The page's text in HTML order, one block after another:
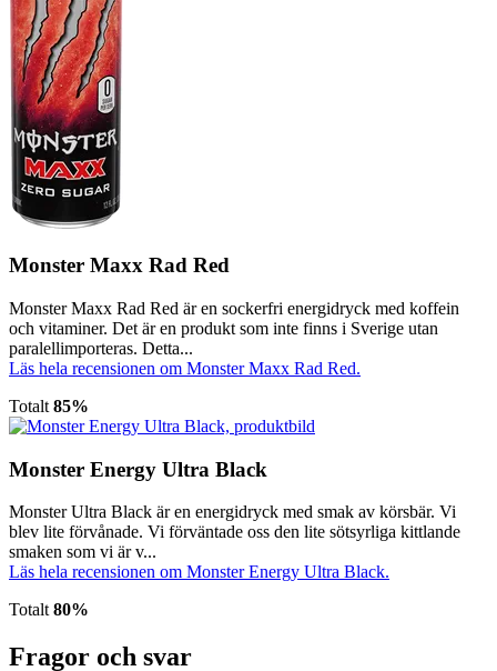
Monster Maxx Rad Red
Monster Maxx Rad Red är en sockerfri energidryck med koffein
och vitaminer. Det är en produkt som inte finns i Sverige utan
paralellimporteras. Detta...
Läs hela recensionen om Monster Maxx Rad Red.
Totalt 85%
Monster Energy Ultra Black
Monster Ultra Black är en energidryck med smak av körsbär. Vi
blev lite förvånade. Vi förväntade oss den lite sötsyrliga kittlande
smaken som vi är v...
Läs hela recensionen om Monster Energy Ultra Black.
Totalt 80%
Fragor och svar